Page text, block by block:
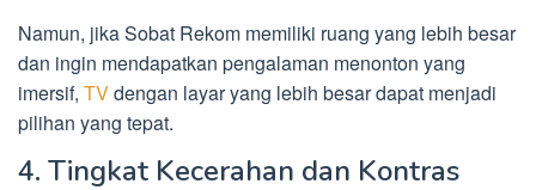
Namun, jika Sobat Rekom memiliki ruang yang lebih besar
dan ingin mendapatkan pengalaman menonton yang
imersif, TVdengan layar yang lebih besar dapat menjadi
pilihan yang tepat.
4. Tingkat Kecerahan dan Kontras